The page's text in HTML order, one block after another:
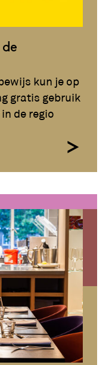
kun je op
gratis gebruik
de regio